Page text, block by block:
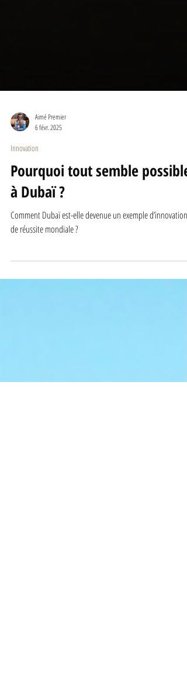
Aimé Premier
6 févr. 2025
Innovation
Pourquoi tout semble possible
à Dubaï ?
Comment Dubaï est-elle devenue un exemple d’innovation
de réussite mondiale ?